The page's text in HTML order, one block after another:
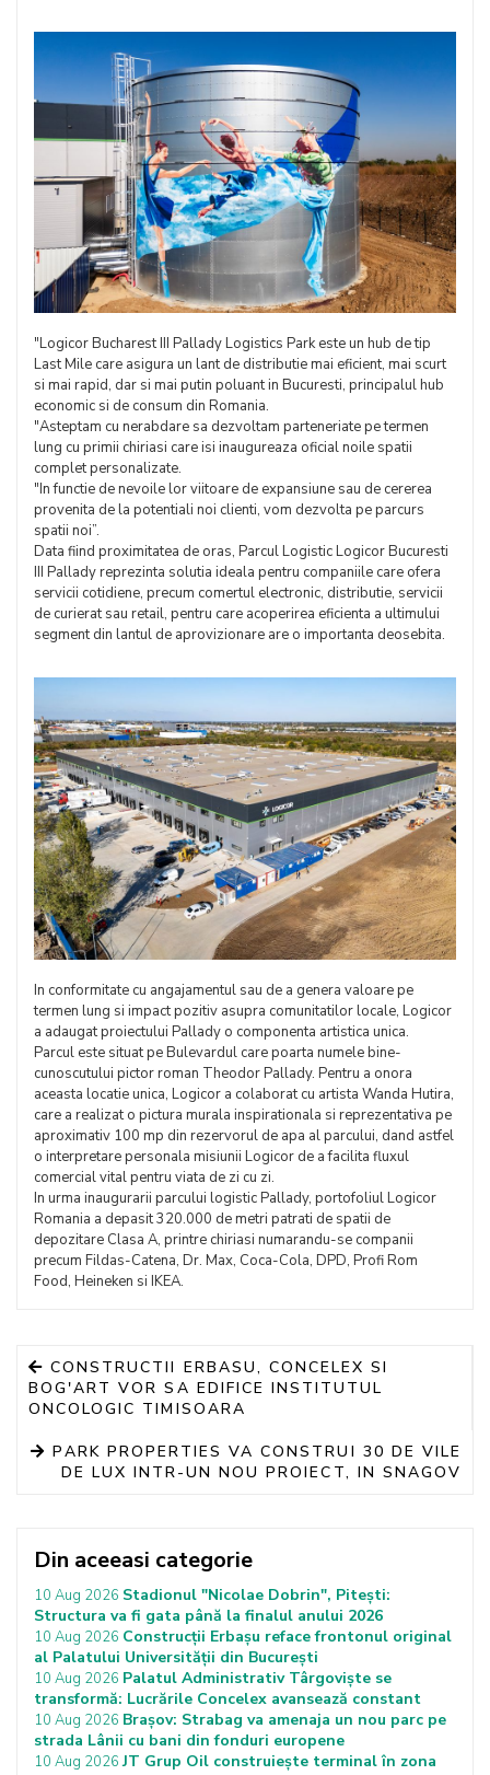
"Logicor Bucharest III Pallady Logistics Park este un hub de tip
Last Mile care asigura un lant de distributie mai eficient, mai scurt
si mai rapid, dar si mai putin poluant in Bucuresti, principalul hub
economic si de consum din Romania.
"Asteptam cu nerabdare sa dezvoltam parteneriate pe termen
lung cu primii chiriasi care isi inaugureaza oficial noile spatii
complet personalizate.
"In functie de nevoile lor viitoare de expansiune sau de cererea
provenita de la potentiali noi clienti, vom dezvolta pe parcurs
spatii noi”.
Data fiind proximitatea de oras, Parcul Logistic Logicor Bucuresti
III Pallady reprezinta solutia ideala pentru companiile care ofera
servicii cotidiene, precum comertul electronic, distributie, servicii
de curierat sau retail, pentru care acoperirea eficienta a ultimului
segment din lantul de aprovizionare are o importanta deosebita.
In conformitate cu angajamentul sau de a genera valoare pe
termen lung si impact pozitiv asupra comunitatilor locale, Logicor
a adaugat proiectului Pallady o componenta artistica unica.
Parcul este situat pe Bulevardul care poarta numele bine-
cunoscutului pictor roman Theodor Pallady. Pentru a onora
aceasta locatie unica, Logicor a colaborat cu artista Wanda Hutira,
care a realizat o pictura murala inspirationala si reprezentativa pe
aproximativ 100 mp din rezervorul de apa al parcului, dand astfel
o interpretare personala misiunii Logicor de a facilita fluxul
comercial vital pentru viata de zi cu zi.
In urma inaugurarii parcului logistic Pallady, portofoliul Logicor
Romania a depasit 320.000 de metri patrati de spatii de
depozitare Clasa A, printre chiriasi numarandu-se companii
precum Fildas-Catena, Dr. Max, Coca-Cola, DPD, Profi Rom
Food, Heineken si IKEA.
CONSTRUCTII ERBASU, CONCELEX SI
BOG'ART VOR SA EDIFICE INSTITUTUL
ONCOLOGIC TIMISOARA
PARK PROPERTIES VA CONSTRUI 30 DE VILE
DE LUX INTR-UN NOU PROIECT, IN SNAGOV
Din aceeasi categorie
10 Aug 2026 Stadionul "Nicolae Dobrin", Pitești:
Structura va fi gata până la finalul anului 2026
10 Aug 2026 Construcții Erbașu reface frontonul original
al Palatului Universității din București
10 Aug 2026 Palatul Administrativ Târgoviște se
transformă: Lucrările Concelex avansează constant
10 Aug 2026 Brașov: Strabag va amenaja un nou parc pe
strada Lânii cu bani din fonduri europene
10 Aug 2026JT Grup Oil construiește terminal în zona